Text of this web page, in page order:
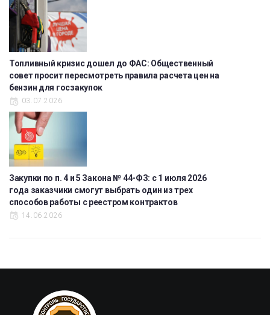
Топливный кризис дошел до ФАС: Общественный
совет просит пересмотреть правила расчета цен на
бензин для госзакупок
03.07.2026
Закупки по п. 4 и 5 Закона № 44-ФЗ: с 1 июля 2026
года заказчики смогут выбрать один из трех
способов работы с реестром контрактов
14.06.2026